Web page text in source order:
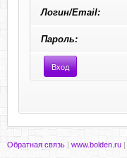
Логин/Email:
Пароль:
Обратная связь | www.bolden.ru |